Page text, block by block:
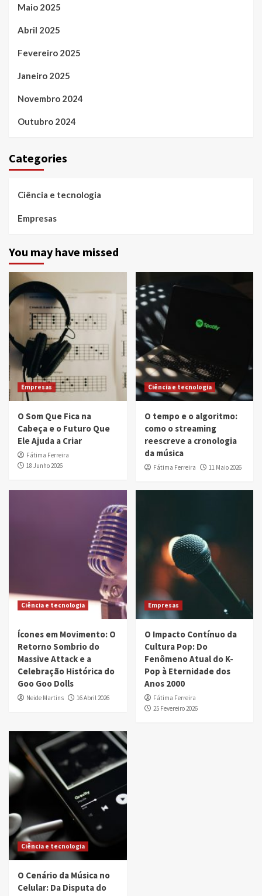
Maio 2025
Abril 2025
Fevereiro 2025
Janeiro 2025
Novembro 2024
Outubro 2024
Categories
Ciência e tecnologia
Empresas
You may have missed
Empresas
O Som Que Fica na
Cabeça e o Futuro Que
Ele Ajuda a Criar
Fátima Ferreira
18 Junho 2026
Ciência e tecnologia
O tempo e o algoritmo:
como o streaming
reescreve a cronologia
da música
Fátima Ferreira 11 Maio 2026
Ciência e tecnologia
Ícones em Movimento: O
Retorno Sombrio do
Massive Attack e a
Celebração Histórica do
Goo Goo Dolls
Neide Martins 16 Abril 2026
Empresas
O Impacto Contínuo da
Cultura Pop: Do
Fenômeno Atual do K-
Pop à Eternidade dos
Anos 2000
Fátima Ferreira
25 Fevereiro 2026
Ciência e tecnologia
O Cenário da Música no
Celular: Da Disputa do